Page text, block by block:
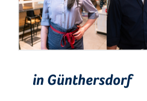
in Günthersdorf